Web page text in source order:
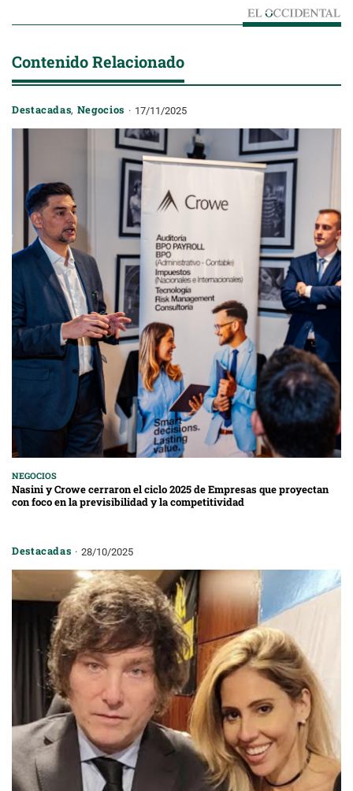
Contenido Relacionado
Destacadas, Negocios 17/11/2025
NEGOCIOS
Nasini y Crowe cerraron el ciclo 2025 de Empresas que proyectan
con foco en la previsibilidad y la competitividad
Destacadas 28/10/2025